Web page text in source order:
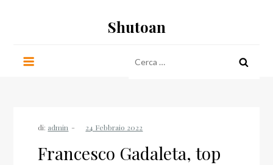
Shutoan
per:
di: admin
Francesco Gadaleta, top